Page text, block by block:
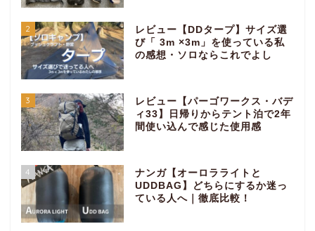
2
レビュー【DDタープ】サイズ選
び「 3m ×3m」を使っている私
の感想・ソロならこれでよし
3
レビュー【パーゴワークス・バデ
ィ33】日帰りからテント泊で2年
間使い込んで感じた使用感
4
ナンガ【オーロラライトと
UDDBAG】どちらにするか迷っ
ている人へ｜徹底比較！